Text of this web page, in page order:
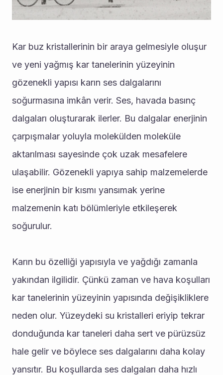
Kar buz kristallerinin bir araya gelmesiyle oluşur
ve yeni yağmış kar tanelerinin yüzeyinin
gözenekli yapısı karın ses dalgalarını
soğurmasına imkân verir. Ses, havada basınç
dalgaları oluşturarak ilerler. Bu dalgalar enerjinin
çarpışmalar yoluyla molekülden moleküle
aktarılması sayesinde çok uzak mesafelere
ulaşabilir. Gözenekli yapıya sahip malzemelerde
ise enerjinin bir kısmı yansımak yerine
malzemenin katı bölümleriyle etkileşerek
soğurulur.
Karın bu özelliği yapısıyla ve yağdığı zamanla
yakından ilgilidir. Çünkü zaman ve hava koşulları
kar tanelerinin yüzeyinin yapısında değişikliklere
neden olur. Yüzeydeki su kristalleri eriyip tekrar
donduğunda kar taneleri daha sert ve pürüzsüz
hale gelir ve böylece ses dalgalarını daha kolay
yansıtır. Bu koşullarda ses dalgaları daha hızlı